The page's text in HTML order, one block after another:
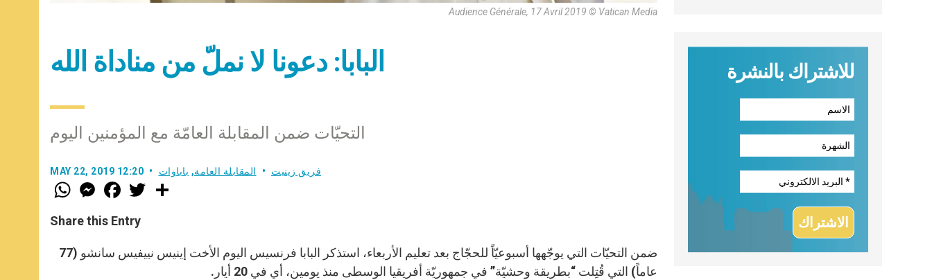
Audience Générale, 17 Avril 2019 © Vatican Media
البابا: دعونا لا نملّ من مناداة الله
التحيّات ضمن المقابلة العامّة مع المؤمنين اليوم
MAY 22, 2019 12:20 فريق زينيت المقابلة العامة, باباوات
W
h
t
s
p
p
M
e
s
e
g
e
F
a
e
b
o
k
w
r
Share this Entry
ضمن التحيّات التي يوجّهها أسبوعيّاً للحجّاج بعد تعليم الأربعاء، استذكر البابا فرنسيس اليوم الأخت إينيس نييفيس سانشو (77
عاماً) التي قُتِلت “بطريقة وحشيّة” في جمهوريّة أفريقيا الوسطى منذ يومين، أي في 20 أيار.
للاشتراك بالنشرة